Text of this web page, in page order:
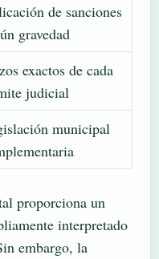
de sanciones
gravedad
exactos de cada
judicial
municipal
proporciona un
interpretado
embargo, la